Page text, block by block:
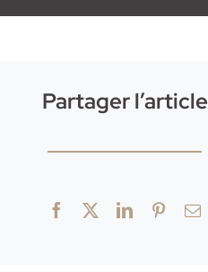
Partager l’article